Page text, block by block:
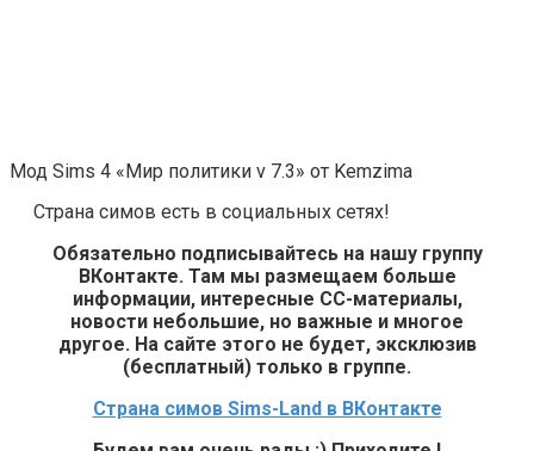
Мод Sims 4 «Мир политики v 7.3» от Kemzima
Страна симов есть в социальных сетях!
Обязательно подписывайтесь на нашу группу
ВКонтакте. Там мы размещаем больше
информации, интересные СС-материалы,
новости небольшие, но важные и многое
другое. На сайте этого не будет, эксклюзив
(бесплатный) только в группе.
Страна симов Sims-Land в ВКонтакте